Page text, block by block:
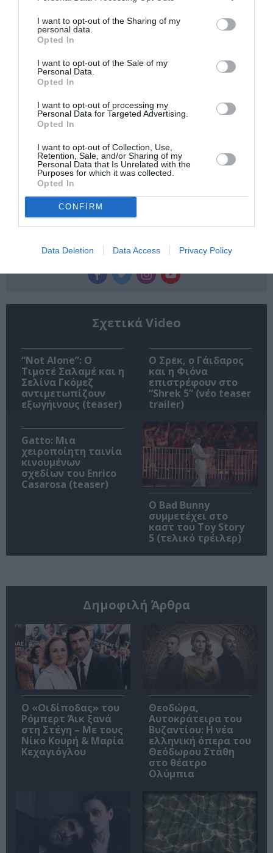
I want to opt-out of the Sharing of my
personal data.
Opted In
I want to opt-out of the Sale of my
Personal Data.
Opted In
I want to opt-out of processing my
Personal Data for Targeted Advertising.
Opted In
I want to opt-out of Collection, Use,
Retention, Sale, and/or Sharing of my
Personal Data that Is Unrelated with the
Purposes for which it was collected.
Opted In
CONFIRM
Data Deletion Data Access Privacy Policy
Νέοι Διαγωνισμοί
Tags
ΕΦΗΒΙΚΟ ΘΕΑΤΡΟ
ΠΑΙΔΙΚΕΣ ΠΑΡΑΣΤΑΣΕΙΣ ΚΑΙ ΕΚΘΕΣΕΙΣ ΓΙΑ ΠΑΙΔΙΑ
Newsletter
Κάθε βδομάδα στο e-mail σας τα τελευταία νέα για
την Τέχνη και τον Πολιτισμό!
Ακολουθήστε το Culturenow.gr
Σχετικά Video
“Not Alone”: Ο
Τιμοτέ Σαλαμέ και η
Σελίνα Γκόμεζ
αντιμετωπίζουν
εξωγήινους (teaser)
Ο Σρεκ, ο Γάιδαρος
και η Φιόνα
επιστρέφουν στο
“Shrek 5” (νέο teaser
trailer)
Gatto: Μια
χειροποίητη ταινία
κινουμένων
σχεδίων του Enrico
Casarosa (teaser)
Ο Bad Bunny
συμμετέχει στο
καστ του Toy Story
5 (τελικό τρέιλερ)
Δημοφιλή Άρθρα
O «Οιδίποδας» του
Ρόμπερτ Άικ ξανά
στη Στέγη – Με τους
Νίκο Κουρή & Μαρία
Κεχαγιόγλου
Θεοδώρα,
Αυτοκράτειρα του
Βυζαντίου: Η νέα
ελληνική όπερα του
Θεόδωρου Στάθη
στο θέατρο
Ολύμπια